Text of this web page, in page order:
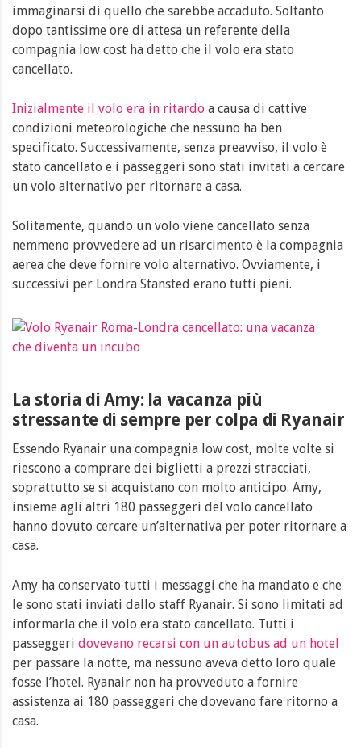
immaginarsi di quello che sarebbe accaduto. Soltanto
dopo tantissime ore di attesa un referente della
compagnia low cost ha detto che il volo era stato
cancellato.
Inizialmente il volo era in ritardo a causa di cattive
condizioni meteorologiche che nessuno ha ben
specificato. Successivamente, senza preavviso, il volo è
stato cancellato e i passeggeri sono stati invitati a cercare
un volo alternativo per ritornare a casa.
Solitamente, quando un volo viene cancellato senza
nemmeno provvedere ad un risarcimento è la compagnia
aerea che deve fornire volo alternativo. Ovviamente, i
successivi per Londra Stansted erano tutti pieni.
La storia di Amy: la vacanza più
stressante di sempre per colpa di Ryanair
Essendo Ryanair una compagnia low cost, molte volte si
riescono a comprare dei biglietti a prezzi stracciati,
soprattutto se si acquistano con molto anticipo. Amy,
insieme agli altri 180 passeggeri del volo cancellato
hanno dovuto cercare un’alternativa per poter ritornare a
casa.
Amy ha conservato tutti i messaggi che ha mandato e che
le sono stati inviati dallo staff Ryanair. Si sono limitati ad
informarla che il volo era stato cancellato. Tutti i
passeggeri dovevano recarsi con un autobus ad un hotel
per passare la notte, ma nessuno aveva detto loro quale
fosse l’hotel. Ryanair non ha provveduto a fornire
assistenza ai 180 passeggeri che dovevano fare ritorno a
casa.